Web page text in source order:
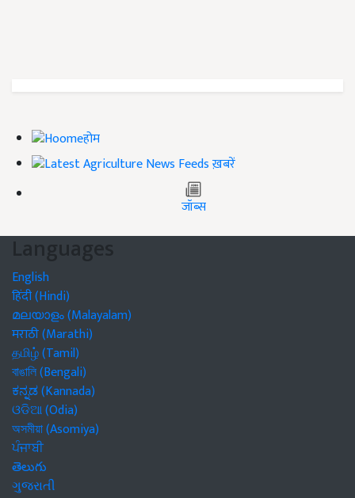
होम
ख़बरें
जॉब्स
Languages
English
हिंदी (Hindi)
മലയാളം (Malayalam)
मराठी (Marathi)
தமிழ் (Tamil)
বাঙালি (Bengali)
ಕನ್ನಡ (Kannada)
ଓଡିଆ (Odia)
অসমীয়া (Asomiya)
ਪੰਜਾਬੀ
తెలుగు
ગુજરાતી